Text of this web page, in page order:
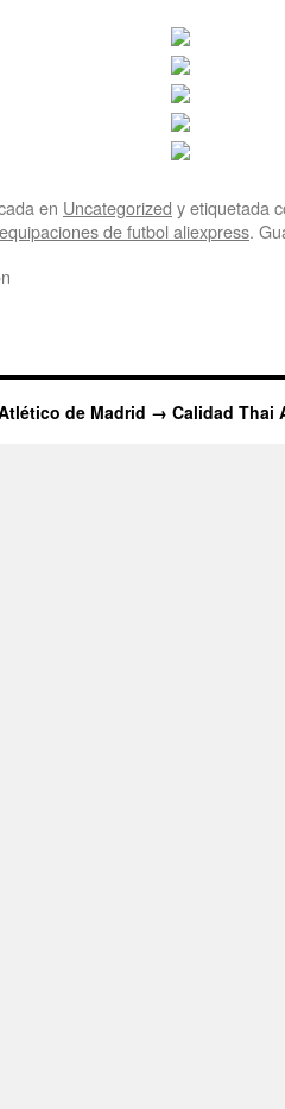
en Uncategorized y etiquetada
equipaciones de futbol aliexpress.
de Madrid → Calidad Thai